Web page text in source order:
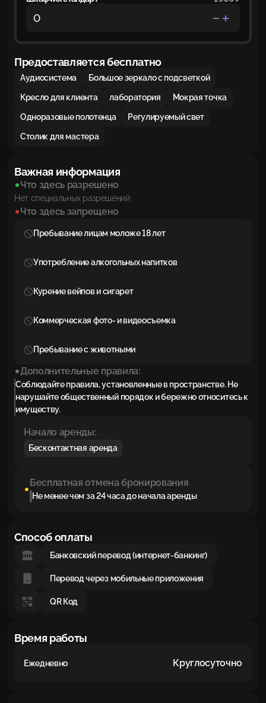
Предоставляется бесплатно
Аудиосистема Большое зеркало с подсветкой
Кресло для клиента лаборатория Мокрая точка
Одноразовые полотенца Регулируемый свет
Столик для мастера
Важная информация
Что здесь разрешено
Нет специальных разрешений
Что здесь запрещено
Пребывание лицам моложе 18 лет
Употребление алкогольных напитков
Курение вейпов и сигарет
Коммерческая фото- и видеосъемка
Пребывание с животными
Дополнительные правила:
Соблюдайте правила, установленные в пространстве. Не
нарушайте общественный порядок и бережно относитесь к
имуществу.
Начало аренды:
Бесконтактная аренда
Бесплатная отмена бронирования
Не менее чем за 24 часа до начала аренды
Способ оплаты
Банковский перевод (интернет-банкинг)
Перевод через мобильные приложения
QR Код
Время работы
Ежедневно Круглосуточно